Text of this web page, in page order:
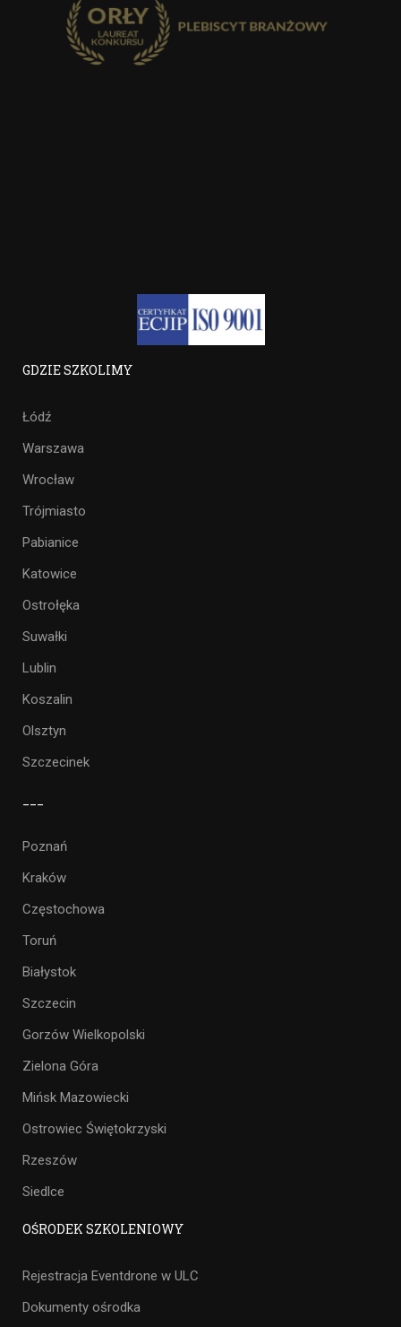
GDZIE SZKOLIMY
Łódź
Warszawa
Wrocław
Trójmiasto
Pabianice
Katowice
Ostrołęka
Suwałki
Lublin
Koszalin
Olsztyn
Szczecinek
Poznań
Kraków
Częstochowa
Toruń
Białystok
Szczecin
Gorzów Wielkopolski
Zielona Góra
Mińsk Mazowiecki
Ostrowiec Świętokrzyski
Rzeszów
Siedlce
OŚRODEK SZKOLENIOWY
Rejestracja Eventdrone w ULC
Dokumenty ośrodka